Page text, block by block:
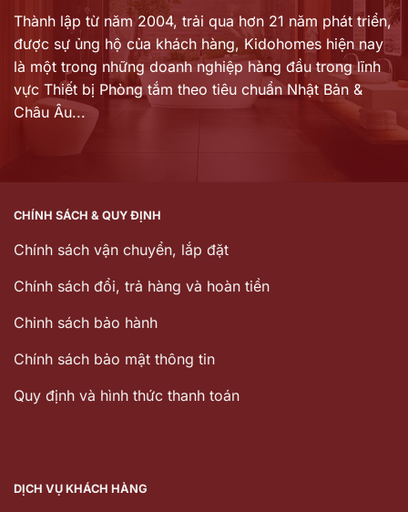
Thành lập từ năm 2004, trải qua hơn 21 năm phát triển,
được sự ủng hộ của khách hàng, Kidohomes hiện nay
là một trong những doanh nghiệp hàng đầu trong lĩnh
vực Thiết bị Phòng tắm theo tiêu chuẩn Nhật Bản &
Châu Âu...
CHÍNH SÁCH & QUY ĐỊNH
Chính sách vận chuyển, lắp đặt
Chính sách đổi, trả hàng và hoàn tiền
Chinh sách bảo hành
Chính sách bảo mật thông tin
Quy định và hình thức thanh toán
DỊCH VỤ KHÁCH HÀNG